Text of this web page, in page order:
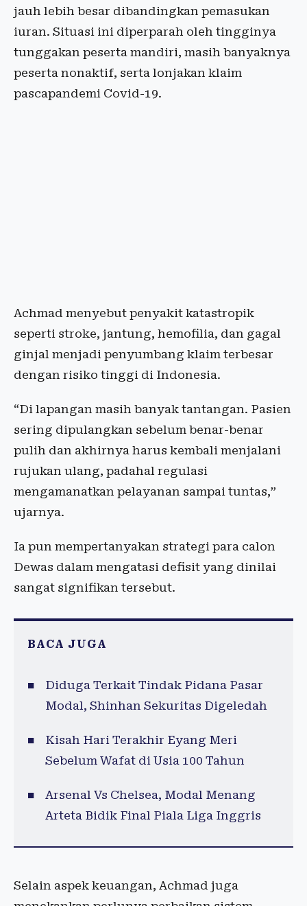
jauh lebih besar dibandingkan pemasukan
iuran. Situasi ini diperparah oleh tingginya
tunggakan peserta mandiri, masih banyaknya
peserta nonaktif, serta lonjakan klaim
pascapandemi Covid-19.
Achmad menyebut penyakit katastropik
seperti stroke, jantung, hemofilia, dan gagal
ginjal menjadi penyumbang klaim terbesar
dengan risiko tinggi di Indonesia.
“Di lapangan masih banyak tantangan. Pasien
sering dipulangkan sebelum benar-benar
pulih dan akhirnya harus kembali menjalani
rujukan ulang, padahal regulasi
mengamanatkan pelayanan sampai tuntas,”
ujarnya.
Ia pun mempertanyakan strategi para calon
Dewas dalam mengatasi defisit yang dinilai
sangat signifikan tersebut.
BACA JUGA
Diduga Terkait Tindak Pidana Pasar
Modal, Shinhan Sekuritas Digeledah
Kisah Hari Terakhir Eyang Meri
Sebelum Wafat di Usia 100 Tahun
Arsenal Vs Chelsea, Modal Menang
Arteta Bidik Final Piala Liga Inggris
Selain aspek keuangan, Achmad juga